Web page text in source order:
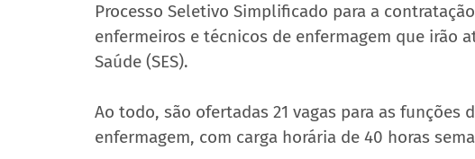
Processo Seletivo Simplificado para a
enfermeiros e técnicos de enfermagem que irão
Saúde (SES).
Ao todo, são ofertadas 21 vagas para as funções
enfermagem, com carga horária de 40 horas